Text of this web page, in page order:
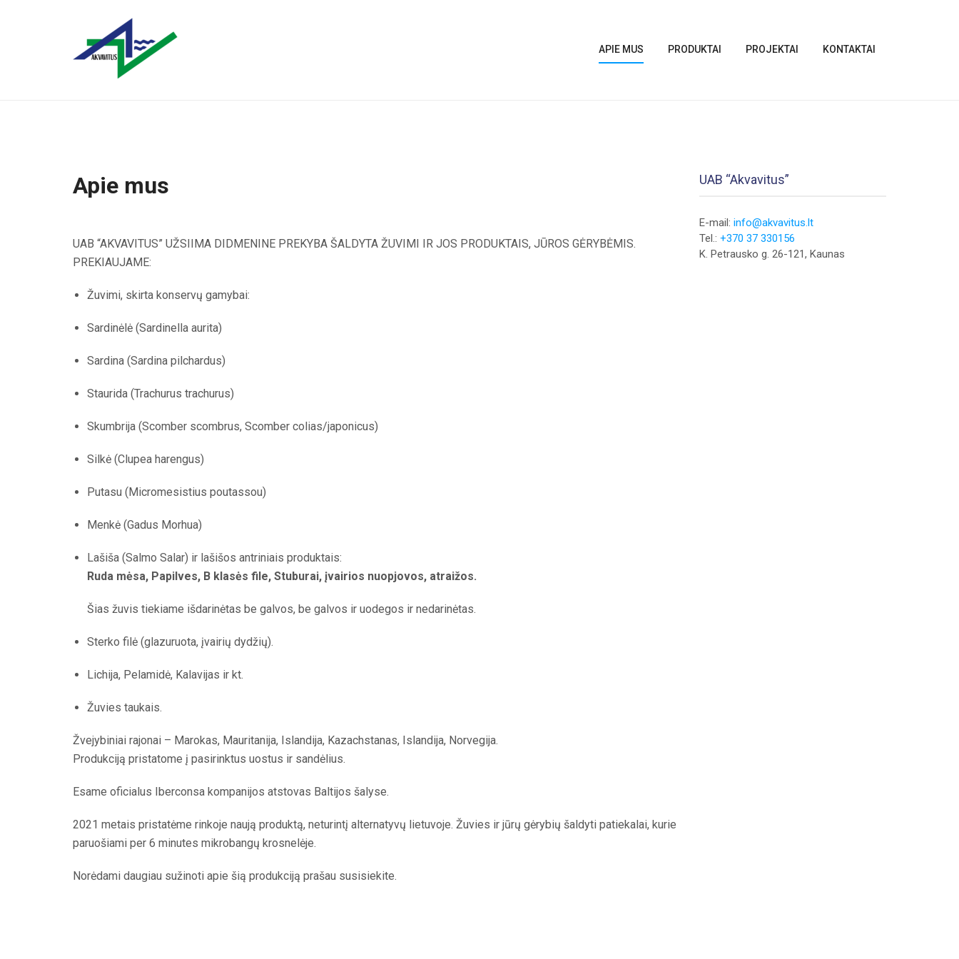
APIE MUS PRODUKTAI PROJEKTAI KONTAKTAI
Apie mus
UAB “AKVAVITUS” UŽSIIMA DIDMENINE PREKYBA ŠALDYTA ŽUVIMI IR JOS PRODUKTAIS, JŪROS GĖRYBĖMIS.
PREKIAUJAME:
Žuvimi, skirta konservų gamybai:
Sardinėlė (Sardinella aurita)
Sardina (Sardina pilchardus)
Staurida (Trachurus trachurus)
Skumbrija (Scomber scombrus, Scomber colias/japonicus)
Silkė (Clupea harengus)
Putasu (Micromesistius poutassou)
Menkė (Gadus Morhua)
Lašiša (Salmo Salar) ir lašišos antriniais produktais:
Ruda mėsa, Papilves, B klasės file, Stuburai, įvairios nuopjovos, atraižos.
Šias žuvis tiekiame išdarinėtas be galvos, be galvos ir uodegos ir nedarinėtas.
Sterko filė (glazuruota, įvairių dydžių).
Lichija, Pelamidė, Kalavijas ir kt.
Žuvies taukais.
Žvejybiniai rajonai – Marokas, Mauritanija, Islandija, Kazachstanas, Islandija, Norvegija.
Produkciją pristatome į pasirinktus uostus ir sandėlius.
Esame oficialus Iberconsa kompanijos atstovas Baltijos šalyse.
2021 metais pristatėme rinkoje naują produktą, neturintį alternatyvų lietuvoje. Žuvies ir jūrų gėrybių šaldyti patiekalai, kurie
paruošiami per 6 minutes mikrobangų krosnelėje.
Norėdami daugiau sužinoti apie šią produkciją prašau susisiekite.
UAB “Akvavitus”
E-mail: info@akvavitus.lt
Tel.: +370 37 330156
K. Petrausko g. 26-121, Kaunas